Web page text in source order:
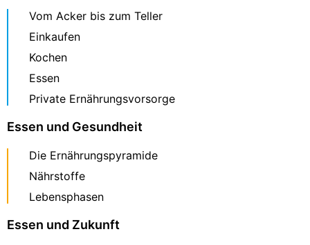
Vom Acker bis zum Teller
Einkaufen
Kochen
Essen
Private Ernährungsvorsorge
Essen und Gesundheit
Die Ernährungspyramide
Nährstoffe
Lebensphasen
Essen und Zukunft